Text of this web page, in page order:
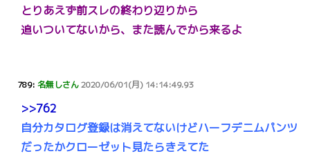
とりあえず前スレの終わり辺りから
追いついてないから、また読んでから来るよ
789: 名無しさん2020/06/01(月) 14:14:49.93
>>762
自分カタログ登録は消えてないけどハーフデニムパンツ
だったかクローゼット見たらきえてた